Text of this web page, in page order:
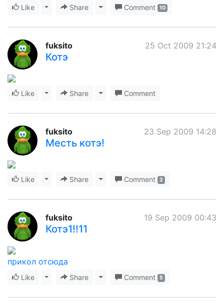
Like Toggle Dropdown
Share Toggle Dropdown
Comment 10
25 Oct 2009 21:24
fuksito
Котэ
Like Toggle Dropdown
Share Toggle Dropdown
Comment
23 Sep 2009 14:28
fuksito
Месть котэ!
Like Toggle Dropdown
Share Toggle Dropdown
Comment 2
19 Sep 2009 00:43
fuksito
Котэ1!!11
прикол отсюда
Like Toggle Dropdown
Share Toggle Dropdown
Comment 5